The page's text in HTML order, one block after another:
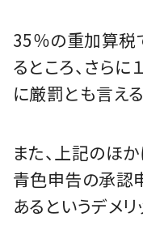
35％の重加算税
るところ、さらに
に厳罰とも言え
また、上記のほ
青色申告の承認
あるというデメリ